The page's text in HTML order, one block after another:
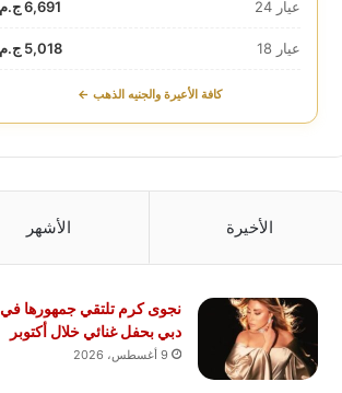
عيار 24 6,691 ج.م
عيار 18 5,018 ج.م
كافة الأعيرة والجنيه الذهب ←
الأخيرة الأشهر
نجوى كرم تلتقي جمهورها في
دبي بحفل غنائي خلال أكتوبر
9 أغسطس، 2026